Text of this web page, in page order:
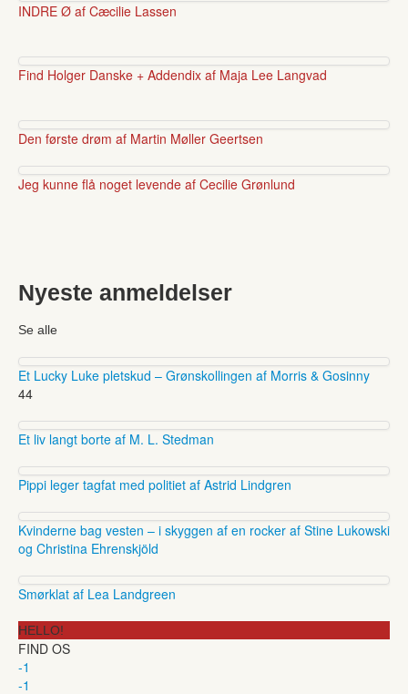
INDRE Ø af Cæcilie Lassen
Find Holger Danske + Addendix af Maja Lee Langvad
Den første drøm af Martin Møller Geertsen
Jeg kunne flå noget levende af Cecilie Grønlund
Nyeste anmeldelser
Se alle
Et Lucky Luke pletskud – Grønskollingen af Morris & Gosinny
44
Et liv langt borte af M. L. Stedman
Pippi leger tagfat med politiet af Astrid Lindgren
Kvinderne bag vesten – i skyggen af en rocker af Stine Lukowski
og Christina Ehrenskjöld
Smørklat af Lea Landgreen
HELLO!
FIND OS
-1
-1